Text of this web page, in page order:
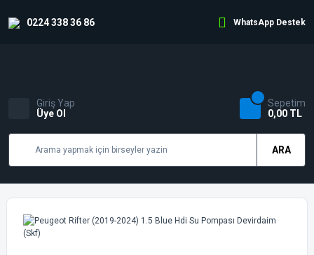
0224 338 36 86 WhatsApp Destek
ARA
Giriş Yap
Üye Ol
Sepetim
0,00 TL